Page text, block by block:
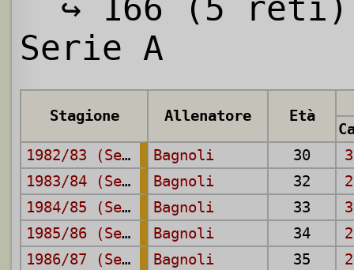
↪ 166 (5
Serie A
Stagione Allenatore Età
1982/83 (Serie A) Bagnoli 30
1983/84 (Serie A)
Bagnoli 32
1984/85 (Serie A)
Bagnoli 33
1985/86 (Serie A)
Bagnoli 34
1986/87 (Serie A)
Bagnoli 35